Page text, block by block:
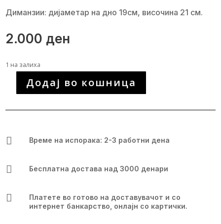
Диманзии: дијаметар на дно 19см, височина 21 см.
2.000 ден
1 на залиха
Уникатна
изработена
Додај во кошница
 Време на испорака: 2-3 работни дена
 Бесплатна достава над 3000 денари

Платете во готово на доставувачот и со
интернет банкарство, онлајн со картички.